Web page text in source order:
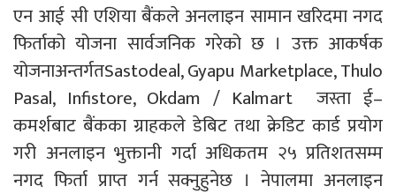
एन आई सी एशिया बैंकले अनलाइन सामान खरिदमा नगद
फिर्ताको योजना सार्वजनिक गरेको छ । उक्त आकर्षक
योजनाअन्तर्गतSastodeal, Gyapu Marketplace, Thulo
Pasal, Infistore, Okdam / Kalmart जस्ता ई–
कमर्शबाट बैंकका ग्राहकले डेबिट तथा क्रेडिट कार्ड प्रयोग
गरी अनलाइन भुक्तानी गर्दा अधिकतम २५ प्रतिशतसम्म
नगद फिर्ता प्राप्त गर्न सक्नुहुनेछ । नेपालमा अनलाइन